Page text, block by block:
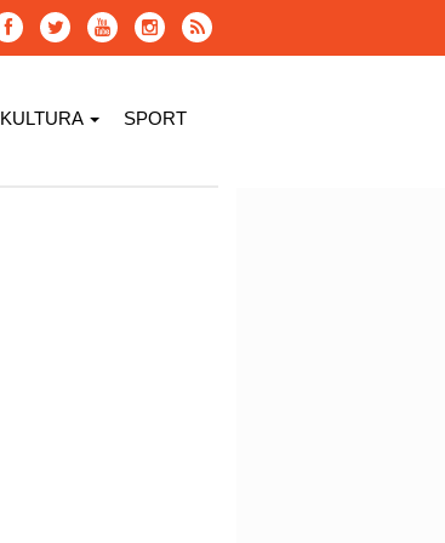
KULTURA SPORT